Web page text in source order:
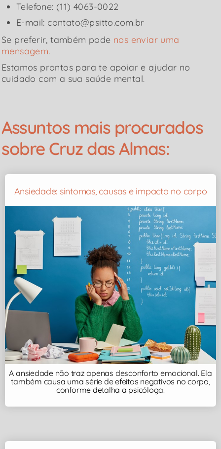
Telefone: (11) 4063-0022
E-mail: contato@psitto.com.br
Se preferir, também pode nos enviar uma
mensagem.
Estamos prontos para te apoiar e ajudar no
cuidado com a sua saúde mental.
Assuntos mais procurados
sobre Cruz das Almas:
Ansiedade: sintomas, causas e impacto no corpo
A ansiedade não traz apenas desconforto emocional. Ela
também causa uma série de efeitos negativos no corpo,
conforme detalha a psicóloga.